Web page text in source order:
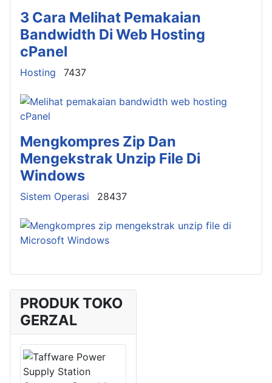
3 Cara Melihat Pemakaian
Bandwidth Di Web Hosting
cPanel
Details
Hosting 7437
Mengkompres Zip Dan
Mengekstrak Unzip File Di
Windows
Details
Sistem Operasi 28437
PRODUK TOKO
GERZAL